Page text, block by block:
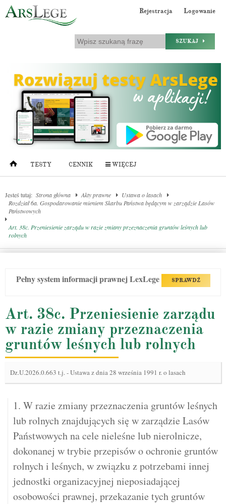
Rejestracja Logowanie
SZUKAJ
TESTY CENNIK WIĘCEJ
Jesteś tutaj: Strona główna Akty prawne
Ustawa o lasach
Rozdział 6a. Gospodarowanie mieniem Skarbu Państwa będącym w zarządzie Lasów
Państwowych
Art. 38c. Przeniesienie zarządu w razie zmiany przeznaczenia gruntów leśnych lub
rolnych
Pełny system informacji prawnej LexLege SPRAWDŹ
Art. 38c. Przeniesienie zarządu
w razie zmiany przeznaczenia
gruntów leśnych lub rolnych
Dz.U.2026.0.663 t.j.-Ustawa z dnia 28 września 1991 r. o lasach
1. W razie zmiany przeznaczenia gruntów leśnych
lub rolnych znajdujących się w zarządzie Lasów
Państwowych na cele nieleśne lub nierolnicze,
dokonanej w trybie przepisów o ochronie gruntów
rolnych i leśnych, w związku z potrzebami innej
jednostki organizacyjnej nieposiadającej
osobowości prawnej, przekazanie tych gruntów